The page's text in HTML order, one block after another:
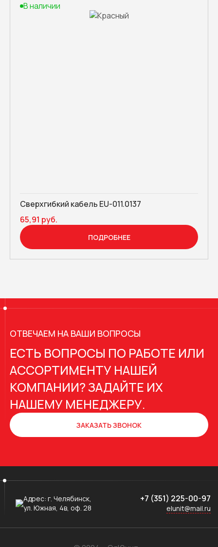
Сверхгибкий кабель EU-011.0137
65,91 руб.
ПОДРОБНЕЕ
В наличии
ОТВЕЧАЕМ НА ВАШИ ВОПРОСЫ
ЕСТЬ ВОПРОСЫ ПО РАБОТЕ ИЛИ
АССОРТИМЕНТУ НАШЕЙ
КОМПАНИИ? ЗАДАЙТЕ ИХ
НАШЕМУ МЕНЕДЖЕРУ.
ЗАКАЗАТЬ ЗВОНОК
Адрес: г. Челябинск,
ул. Южная, 4в, оф. 28
+7 (351) 225-00-97
elunit@mail.ru